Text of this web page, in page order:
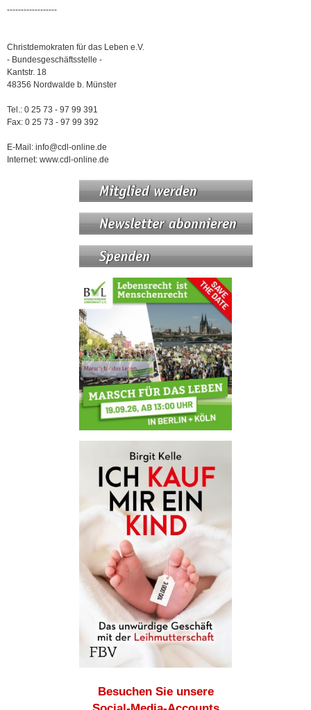
------------------
Christdemokraten für das Leben e.V.
- Bundesgeschäftsstelle -
Kantstr. 18
48356 Nordwalde b. Münster
Tel.: 0 25 73 - 97 99 391
Fax: 0 25 73 - 97 99 392
E-Mail: info@cdl-online.de
Internet: www.cdl-online.de
Besuchen Sie unsere